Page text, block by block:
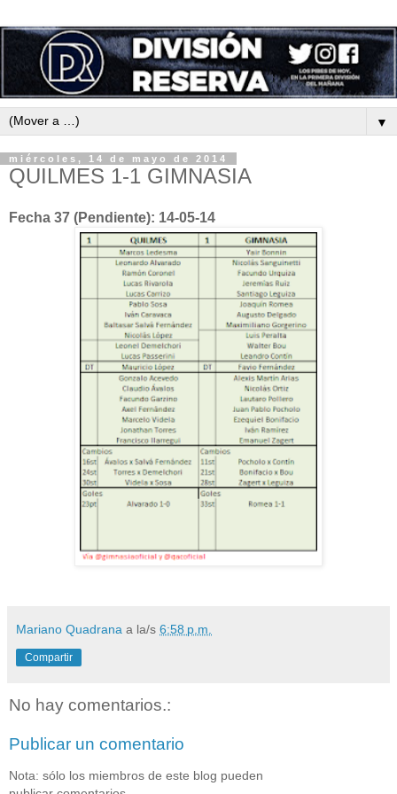
▼
miércoles, 14 de mayo de 2014
QUILMES 1-1 GIMNASIA
Fecha 37 (Pendiente): 14-05-14
Mariano Quadrana a la/s 6:58 p.m.
Compartir
No hay comentarios.:
Publicar un comentario
Nota: sólo los miembros de este blog pueden